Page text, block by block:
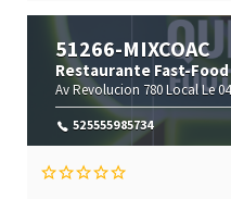
51266-MIXCOAC
Restaurante Fast-Food
Av Revolucion 780 Local Le
525555985734